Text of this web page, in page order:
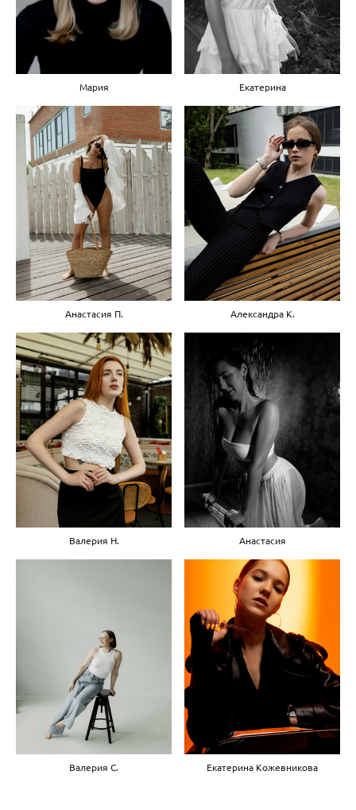
Мария Екатерина
Анастасия П. Александра К.
Валерия Н. Анастасия
Валерия С. Екатерина Кожевникова